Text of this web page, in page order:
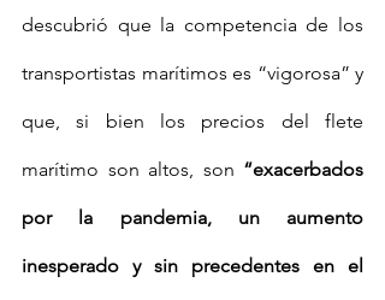
descubrió que la competencia de los
transportistas marítimos es “vigorosa” y
que, si bien los precios del flete
marítimo son altos, son “exacerbados
por la pandemia, un aumento
inesperado y sin precedentes en el